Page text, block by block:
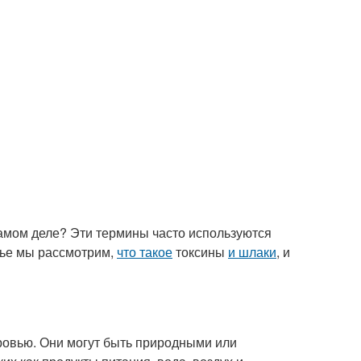
деле? Эти термины часто используются
мы рассмотрим, что такоетоксины и шлаки, и
Они могут быть природными или